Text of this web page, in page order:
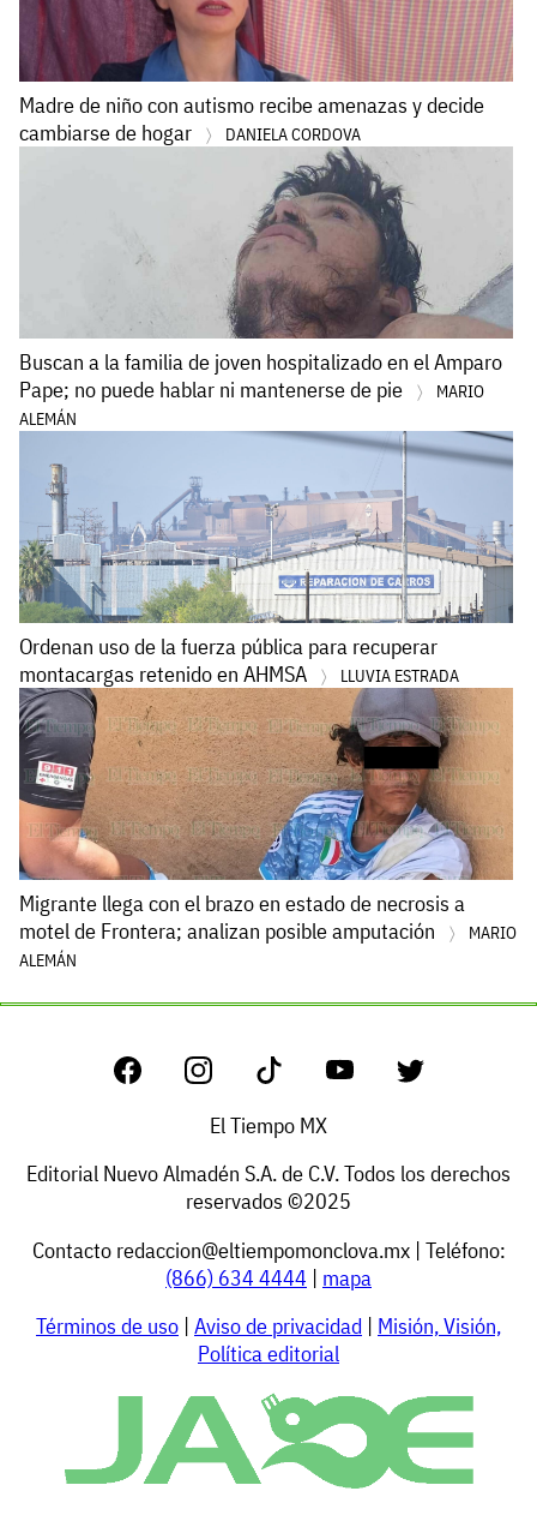
Madre de niño con autismo recibe amenazas y decide
cambiarse de hogar
DANIELA CORDOVA
Buscan a la familia de joven hospitalizado en el Amparo
Pape; no puede hablar ni mantenerse de pie
MARIO
ALEMÁN
Ordenan uso de la fuerza pública para recuperar
montacargas retenido en AHMSA
LLUVIA ESTRADA
Migrante llega con el brazo en estado de necrosis a
motel de Frontera; analizan posible amputación
MARIO
ALEMÁN
El Tiempo MX
Editorial Nuevo Almadén S.A. de C.V. Todos los derechos
reservados ©2025
Contacto redaccion@eltiempomonclova.mx| Teléfono:
(866) 634 4444 | mapa
Términos de uso | Aviso de privacidad | Misión, Visión,
Política editorial